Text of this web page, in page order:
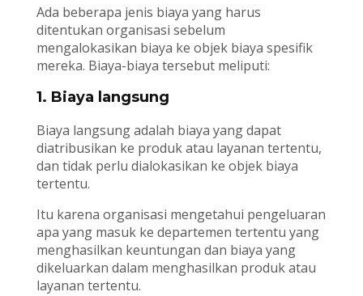
Ada beberapa jenis biaya yang harus
ditentukan organisasi sebelum
mengalokasikan biaya ke objek biaya spesifik
mereka. Biaya-biaya tersebut meliputi:
1. Biaya langsung
Biaya langsung adalah biaya yang dapat
diatribusikan ke produk atau layanan tertentu,
dan tidak perlu dialokasikan ke objek biaya
tertentu.
Itu karena organisasi mengetahui pengeluaran
apa yang masuk ke departemen tertentu yang
menghasilkan keuntungan dan biaya yang
dikeluarkan dalam menghasilkan produk atau
layanan tertentu.